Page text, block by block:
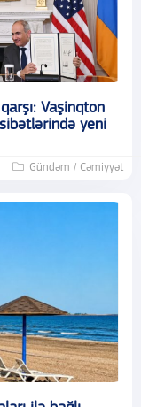
Vaşinqton
yeni
Gündəm / Cəmiyyət